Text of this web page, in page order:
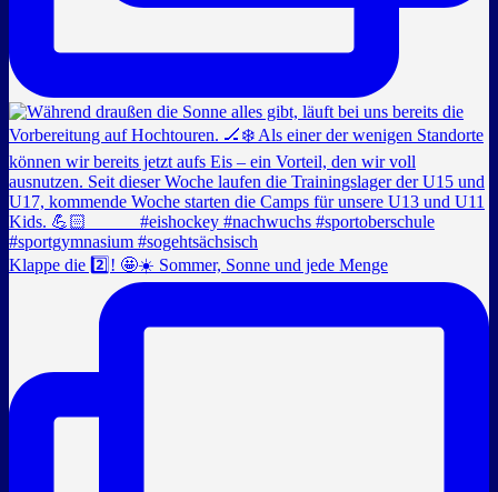
Klappe die 2️⃣! 🤩☀️ Sommer, Sonne und jede Menge